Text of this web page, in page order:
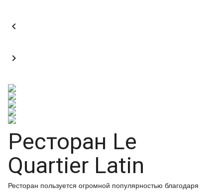


Ресторан Le
Quartier Latin
Ресторан пользуется огромной популярностью благодаря